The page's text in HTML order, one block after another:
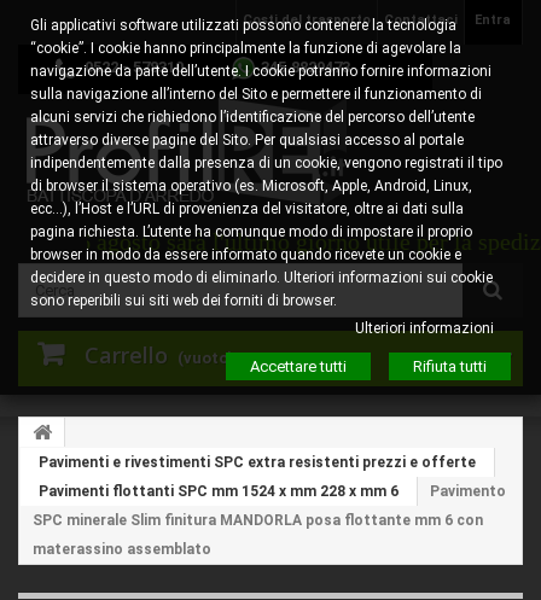
Entra
Contattaci
Costi del trasporto
0522 - 578310 345.8829473
Carrello (vuoto)
6 agosto sarà l'ultimo giorno utile per la
Pavimenti e rivestimenti SPC extra resistenti prezzi e offerte
Pavimenti flottanti SPC mm 1524 x mm 228 x mm 6
Pavimento
SPC minerale Slim finitura MANDORLA posa flottante mm 6 con
materassino assemblato
Gli applicativi software utilizzati possono contenere la tecnologia
“cookie”. I cookie hanno principalmente la funzione di agevolare la
navigazione da parte dell’utente. I cookie potranno fornire informazioni
sulla navigazione all’interno del Sito e permettere il funzionamento di
alcuni servizi che richiedono l’identificazione del percorso dell’utente
attraverso diverse pagine del Sito. Per qualsiasi accesso al portale
indipendentemente dalla presenza di un cookie, vengono registrati il tipo
di browser il sistema operativo (es. Microsoft, Apple, Android, Linux,
ecc…), l’Host e l’URL di provenienza del visitatore, oltre ai dati sulla
pagina richiesta. L’utente ha comunque modo di impostare il proprio
browser in modo da essere informato quando ricevete un cookie e
decidere in questo modo di eliminarlo. Ulteriori informazioni sui cookie
sono reperibili sui siti web dei forniti di browser.
Ulteriori informazioni
Accettare tutti Rifiuta tutti